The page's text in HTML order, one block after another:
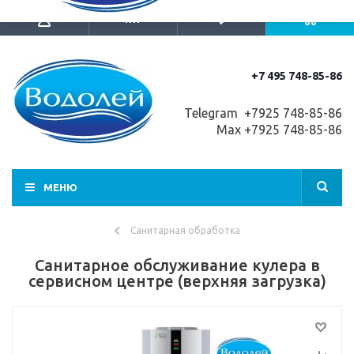
+7 495 748-85-86
Telegram +7925 748-85-86
Max +7925 748-85-86
МЕНЮ
Санитарная обработка
Санитарное обслуживание кулера в
сервисном центре (верхняя загрузка)